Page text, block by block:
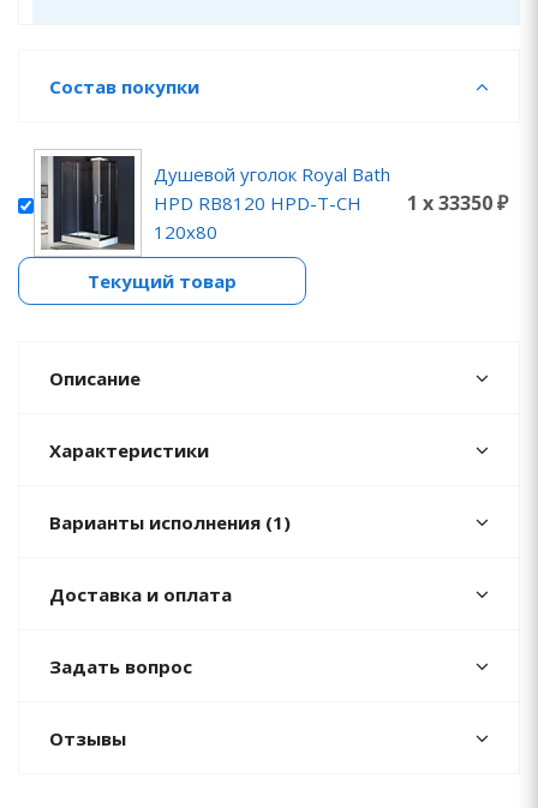
Состав покупки
Душевой уголок Royal Bath
HPD RB8120 HPD-T-CH
120x80
1 x 33350 ₽
Текущий товар
Описание
Характеристики
Варианты исполнения (1)
Доставка и оплата
Задать вопрос
Отзывы